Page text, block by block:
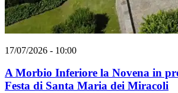
17/07/2026 - 10:00
A Morbio Inferiore la Novena in
Festa di Santa Maria dei Miracoli